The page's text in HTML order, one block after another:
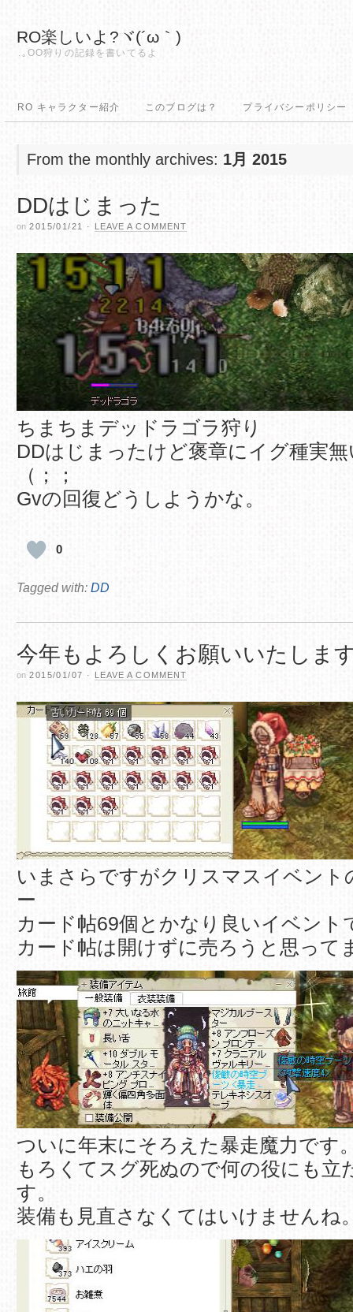
RO楽しいよ?ヾ(´ω｀)
.｡OO狩りの記録を書いてるよ
RO キャラクター紹介 このブログは？ プライバシーポリシー
From the monthly archives: 1月 2015
DDはじまった
on 2015/01/21 · LEAVE A COMMENT
ちまちまデッドラゴラ狩り
DDはじまったけど褒章にイグ種実
（；；
Gvの回復どうしようかな。
0
Tagged with: DD
今年もよろしくお願いいたしま
on 2015/01/07 · LEAVE A COMMENT
いまさらですがクリスマスイベント
ー
カード帖69個とかなり良いイベント
カード帖は開けずに売ろうと思って
ついに年末にそろえた暴走魔力です
もろくてスグ死ぬので何の役にも立
す。
装備も見直さなくてはいけませんね